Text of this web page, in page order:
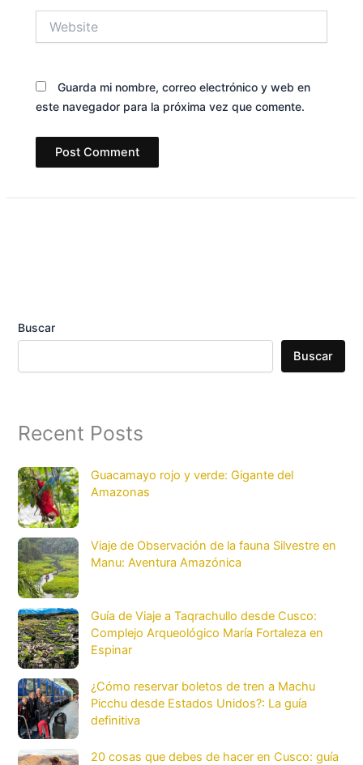
Guarda mi nombre, correo electrónico y web en
este navegador para la próxima vez que comente.
Buscar
Buscar
Recent Posts
Guacamayo rojo y verde: Gigante del
Amazonas
Viaje de Observación de la fauna Silvestre en
Manu: Aventura Amazónica
Guía de Viaje a Taqrachullo desde Cusco:
Complejo Arqueológico María Fortaleza en
Espinar
¿Cómo reservar boletos de tren a Machu
Picchu desde Estados Unidos?: La guía
definitiva
20 cosas que debes de hacer en Cusco: guía